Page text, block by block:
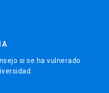
si se ha vulnerado